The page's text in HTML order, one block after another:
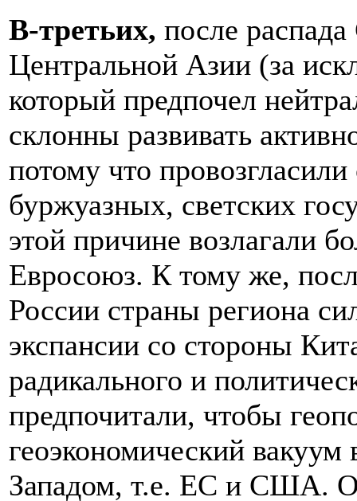
В-третьих, после
Центральной Азии (за
который предпочел
склонны развивать
потому что
буржуазных, светских
этой причине возлагали
Евросоюз. К тому же,
России страны региона
экспансии со стороны
радикального и
предпочитали, чтобы
геоэкономический
Западом, т.е. ЕС и США.